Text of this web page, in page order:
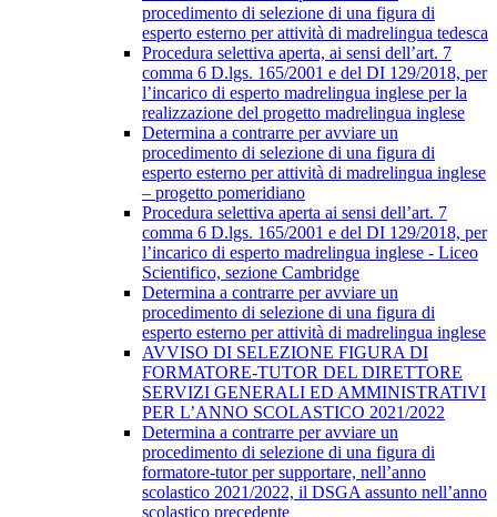
procedimento di selezione di una figura di
esperto esterno per attività di madrelingua tedesca
Procedura selettiva aperta, ai sensi dell’art. 7
comma 6 D.lgs. 165/2001 e del DI 129/2018, per
l’incarico di esperto madrelingua inglese per la
realizzazione del progetto madrelingua inglese
Determina a contrarre per avviare un
procedimento di selezione di una figura di
esperto esterno per attività di madrelingua inglese
– progetto pomeridiano
Procedura selettiva aperta ai sensi dell’art. 7
comma 6 D.lgs. 165/2001 e del DI 129/2018, per
l’incarico di esperto madrelingua inglese - Liceo
Scientifico, sezione Cambridge
Determina a contrarre per avviare un
procedimento di selezione di una figura di
esperto esterno per attività di madrelingua inglese
AVVISO DI SELEZIONE FIGURA DI
FORMATORE-TUTOR DEL DIRETTORE
SERVIZI GENERALI ED AMMINISTRATIVI
PER L’ANNO SCOLASTICO 2021/2022
Determina a contrarre per avviare un
procedimento di selezione di una figura di
formatore-tutor per supportare, nell’anno
scolastico 2021/2022, il DSGA assunto nell’anno
scolastico precedente